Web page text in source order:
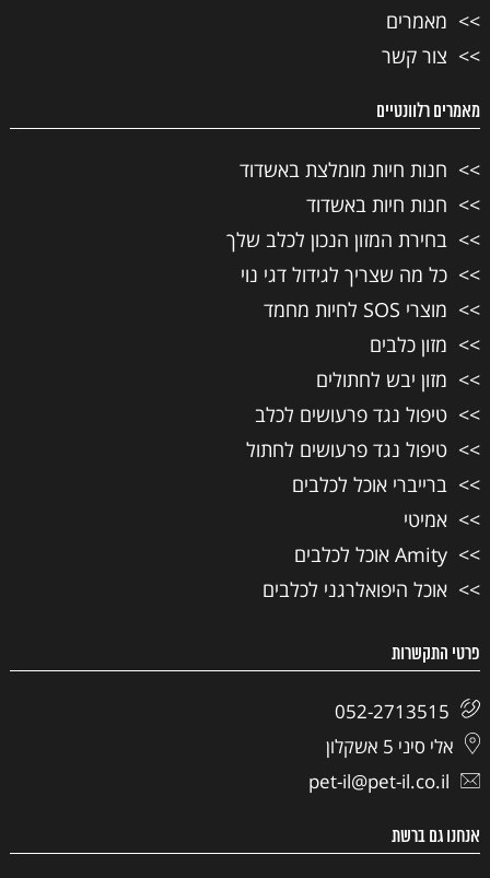
מאמרים
צור קשר
מאמרים רלוונטיים
חנות חיות מומלצת באשדוד
חנות חיות באשדוד
בחירת המזון הנכון לכלב שלך
כל מה שצריך לגידול דגי נוי
מוצרי SOS לחיות מחמד
מזון כלבים
מזון יבש לחתולים
טיפול נגד פרעושים לכלב
טיפול נגד פרעושים לחתול
ברייברי אוכל לכלבים
אמיטי
Amity אוכל לכלבים
אוכל היפואלרגני לכלבים
פרטי התקשרות
052-2713515
אלי סיני 5 אשקלון
pet-il@pet-il.co.il
אנחנו גם ברשת